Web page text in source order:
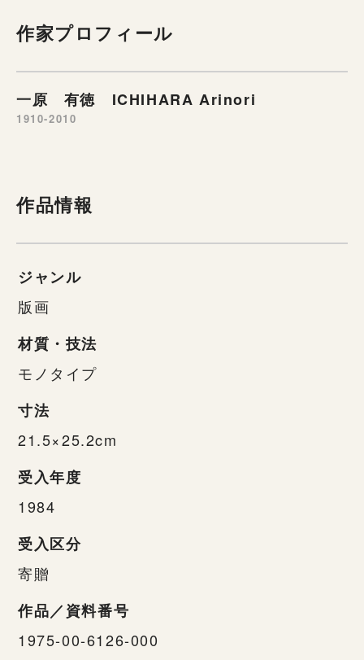
作家プロフィール
一原 有徳 ICHIHARA Arinori
1910-2010
作品情報
ジャンル
版画
材質・技法
モノタイプ
寸法
21.5×25.2cm
受入年度
1984
受入区分
寄贈
作品／資料番号
1975-00-6126-000